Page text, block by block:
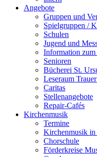
Angebote
Gruppen und
Spielgruppen /
Schulen
Jugend und
Information
Senioren
Bücherei St.
Leseraum
Caritas
Stellenangebote
Repair-Cafés
Kirchenmusik
Termine
Kirchenmusik in
Chorschule
Förderkreise